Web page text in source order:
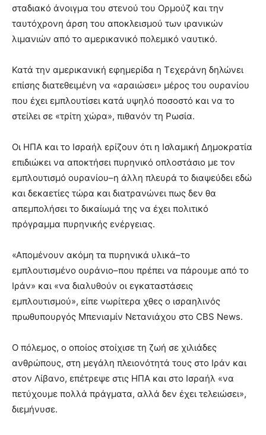
σταδιακό άνοιγμα του στενού του Ορμούζ και την
ταυτόχρονη άρση του αποκλεισμού των ιρανικών
λιμανιών από το αμερικανικό πολεμικό ναυτικό.
Κατά την αμερικανική εφημερίδα η Τεχεράνη δηλώνει
επίσης διατεθειμένη να «αραιώσει» μέρος του ουρανίου
που έχει εμπλουτίσει κατά υψηλό ποσοστό και να το
στείλει σε «τρίτη χώρα», πιθανόν τη Ρωσία.
Οι ΗΠΑ και το Ισραήλ ερίζουν ότι η Ισλαμική Δημοκρατία
επιδιώκει να αποκτήσει πυρηνικό οπλοστάσιο με τον
εμπλουτισμό ουρανίου–η άλλη πλευρά το διαψεύδει εδώ
και δεκαετίες τώρα και διατρανώνει πως δεν θα
απεμπολήσει το δικαίωμά της να έχει πολιτικό
πρόγραμμα πυρηνικής ενέργειας.
«Απομένουν ακόμη τα πυρηνικά υλικά–το
εμπλουτισμένο ουράνιο–που πρέπει να πάρουμε από το
Ιράν» και «να διαλυθούν οι εγκαταστάσεις
εμπλουτισμού», είπε νωρίτερα χθες ο ισραηλινός
πρωθυπουργός Μπενιαμίν Νετανιάχου στο CBS News.
Ο πόλεμος, ο οποίος στοίχισε τη ζωή σε χιλιάδες
ανθρώπους, στη μεγάλη πλειονότητά τους στο Ιράν και
στον Λίβανο, επέτρεψε στις ΗΠΑ και στο Ισραήλ «να
πετύχουμε πολλά πράγματα, αλλά δεν έχει τελειώσει»,
διεμήνυσε.